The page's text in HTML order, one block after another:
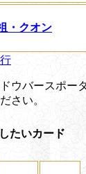
・クオン
ウバースポー
さい。
たいカード